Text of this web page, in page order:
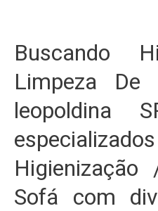
Buscando
Limpeza
leopoldina
Sofá com